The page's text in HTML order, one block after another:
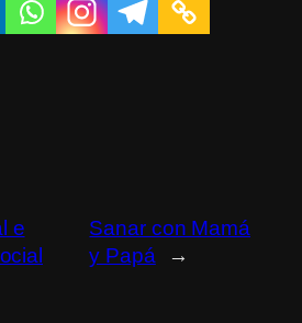
e
Sanar con Mamá
y Papá
→